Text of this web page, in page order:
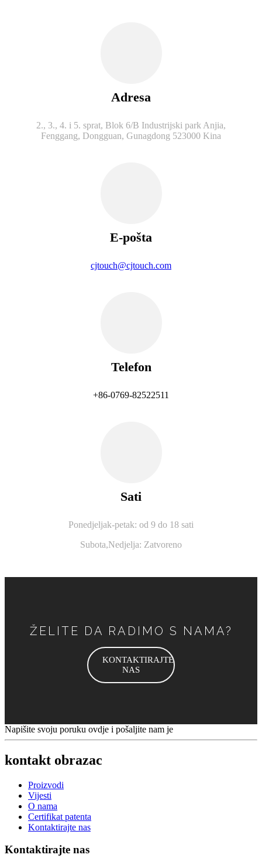
Adresa
2., 3., 4. i 5. sprat, Blok 6/B Industrijski park Anjia,
Fenggang, Dongguan, Gunagdong 523000 Kina
E-pošta
cjtouch@cjtouch.com
Telefon
+86-0769-82522511
Sati
Ponedjeljak-petak: od 9 do 18 sati
Subota,Nedjelja: Zatvoreno
ŽELITE DA RADIMO S NAMA?
KONTAKTIRAJTE
NAS
Napišite svoju poruku ovdje i pošaljite nam je
kontakt obrazac
Proizvodi
Vijesti
O nama
Certifikat patenta
Kontaktirajte nas
Kontaktirajte nas